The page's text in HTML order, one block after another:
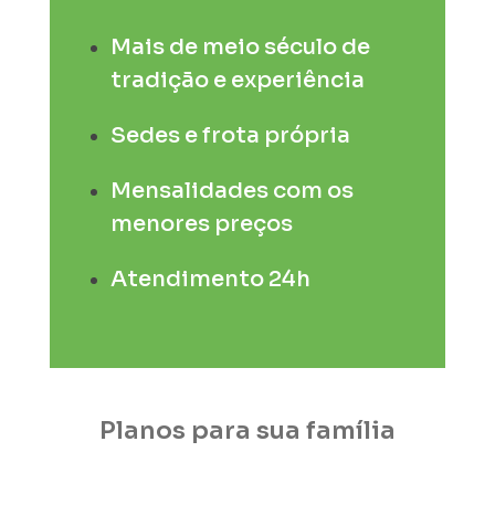
Mais de meio século de
tradição e experiência
Sedes e frota própria
Mensalidades com os
menores preços
Atendimento 24h
Planos para sua família